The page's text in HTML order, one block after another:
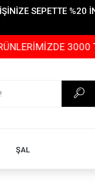
SEPETTE
3000 TL ve
ŞAL